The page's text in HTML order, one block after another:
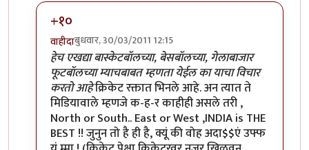
+१०
वाहीदाबुधवार, 30/03/2011 12:15
In reply toमी आहेbyसन्जोप राव
हेच एखद्या बास्केटबॉलच्या, बेसबॉलच्या, गेलाबाजार
फूटबॉलच्या म्याचबाबत म्हणता येईल का याचा विचार
करतो आहेक्रिकेट रक्तात भिनले आहे. अन त्यात ते
मिडियावाले म्हणजे क-ह-र काहीही असले तरी ,
North or South.. East or West ,INDIA is THE
BEST !! जुनुन तो है ही है, क्यूं की वोह अदा$$एं उफ्फ